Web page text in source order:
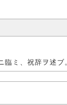
臨ミ、祝辞ヲ述ブ